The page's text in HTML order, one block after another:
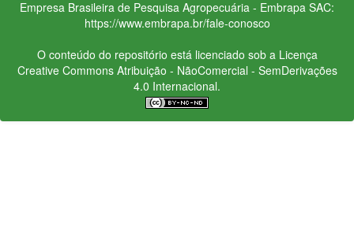
Empresa Brasileira de Pesquisa Agropecuária - Embrapa SAC:
https://www.embrapa.br/fale-conosco
O conteúdo do repositório está licenciado sob a Licença
Creative CommonsAtribuição - NãoComercial - SemDerivações
4.0 Internacional.